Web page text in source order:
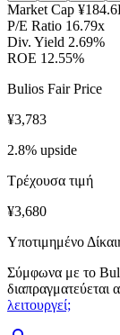
Market Cap
P/E Ratio 16.79x
Div. Yield 2.69%
ROE 12.55%
Bulios Fair Price
¥3,783
2.8% upside
Τρέχουσα τιμή
¥3,680
Υποτιμημένο
Σύμφωνα με το
διαπραγματεύεται
λειτουργεί;